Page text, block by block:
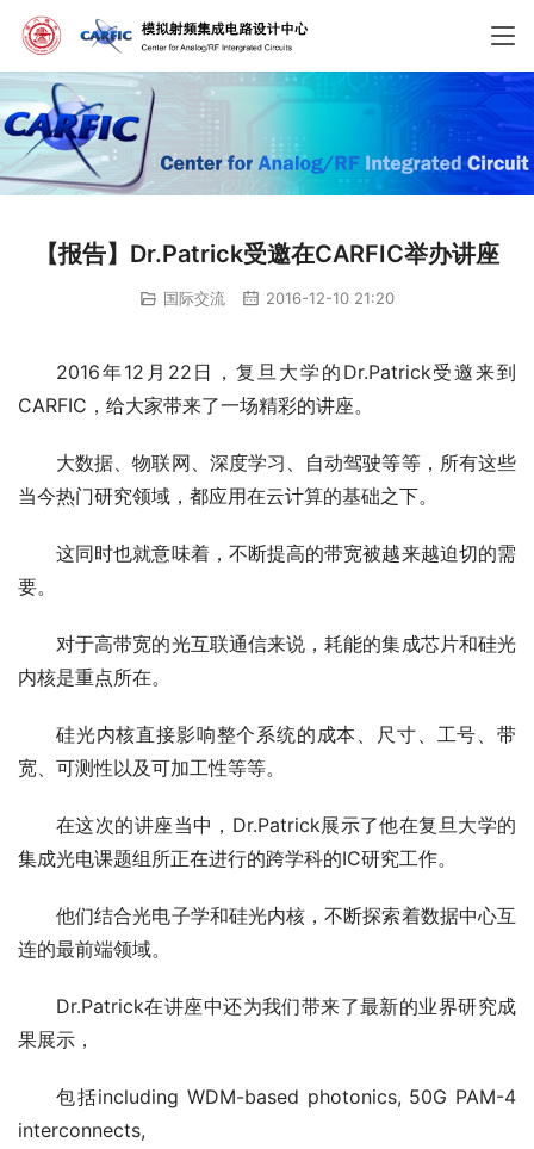
【报告】Dr.Patrick受邀在CARFIC举办讲座
国际交流 2016-12-10 21:20
2016年12月22日，复旦大学的Dr.Patrick受邀来到
CARFIC，给大家带来了一场精彩的讲座。
大数据、物联网、深度学习、自动驾驶等等，所有这些
当今热门研究领域，都应用在云计算的基础之下。
这同时也就意味着，不断提高的带宽被越来越迫切的需
要。
对于高带宽的光互联通信来说，耗能的集成芯片和硅光
内核是重点所在。
硅光内核直接影响整个系统的成本、尺寸、工号、带
宽、可测性以及可加工性等等。
在这次的讲座当中，Dr.Patrick展示了他在复旦大学的
集成光电课题组所正在进行的跨学科的IC研究工作。
他们结合光电子学和硅光内核，不断探索着数据中心互
连的最前端领域。
Dr.Patrick在讲座中还为我们带来了最新的业界研究成
果展示，
包括including WDM-based photonics, 50G PAM-4
interconnects,